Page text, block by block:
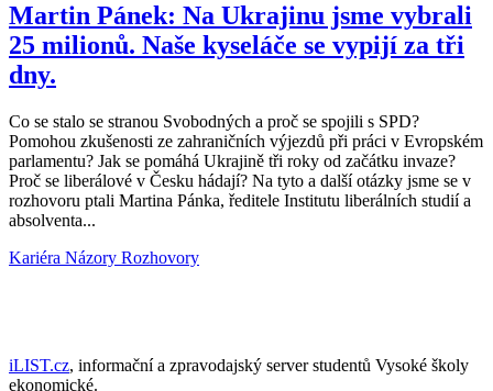
Martin Pánek: Na Ukrajinu jsme vybrali
25 milionů. Naše kyseláče se vypijí za tři
dny.
Co se stalo se stranou Svobodných a proč se spojili s SPD?
Pomohou zkušenosti ze zahraničních výjezdů při práci v Evropském
parlamentu? Jak se pomáhá Ukrajině tři roky od začátku invaze?
Proč se liberálové v Česku hádají? Na tyto a další otázky jsme se v
rozhovoru ptali Martina Pánka, ředitele Institutu liberálních studií a
absolventa...
Kariéra Názory Rozhovory
iLIST.cz, informační a zpravodajský server studentů Vysoké školy
ekonomické.